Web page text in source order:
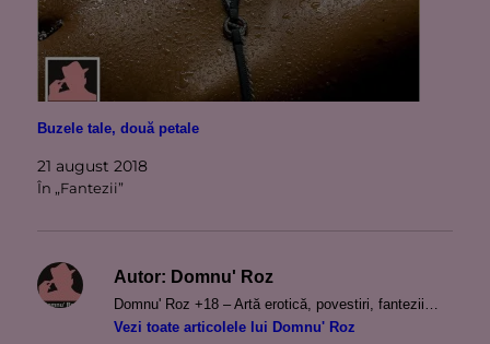
Buzele tale, două petale
21 august 2018
În „Fantezii”
Autor: Domnu' Roz
Domnu' Roz +18 – Artă erotică, povestiri, fantezii…
Vezi toate articolele lui Domnu' Roz